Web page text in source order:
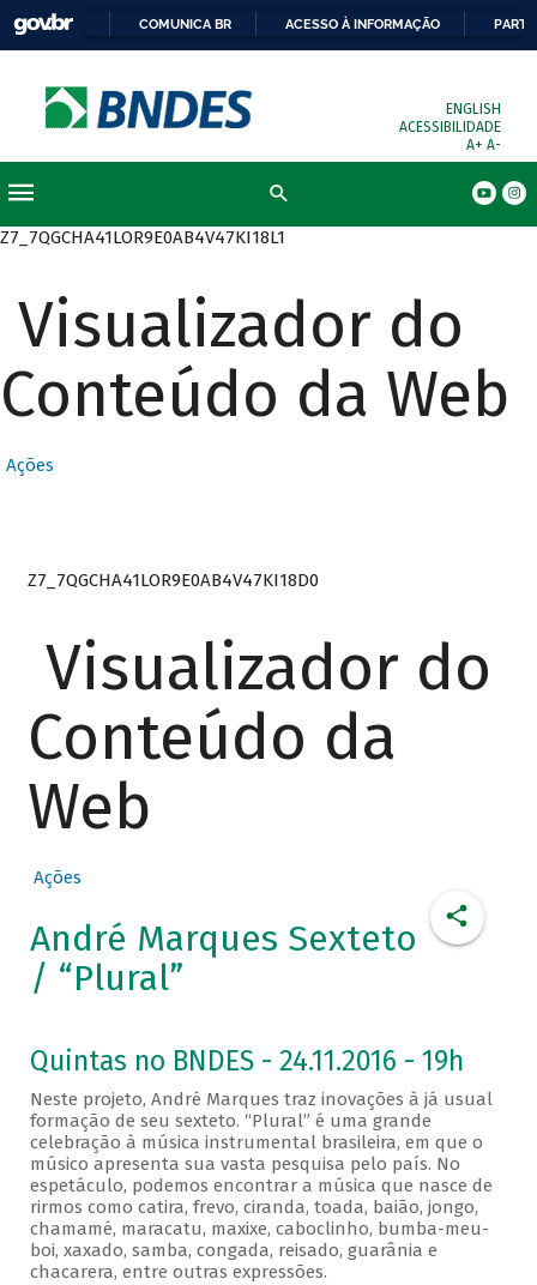
COMUNICA BR ACESSO À INFORMAÇÃO
ENGLISH
ACESSIBILIDADE
A+ A-
Z7_7QGCHA41LOR9E0AB4V47KI18L1
Visualizador do
Conteúdo da Web
Ações
Z7_7QGCHA41LOR9E0AB4V47KI18D0
Visualizador do
Conteúdo da
Web
Ações
André Marques Sexteto
/ “Plural”
Quintas no BNDES - 24.11.2016 - 19h
Neste projeto, André Marques traz inovações à já usual
formação de seu sexteto. “Plural” é uma grande
celebração à música instrumental brasileira, em que o
músico apresenta sua vasta pesquisa pelo país. No
espetáculo, podemos encontrar a música que nasce de
rirmos como catira, frevo, ciranda, toada, baião, jongo,
chamamé, maracatu, maxixe, caboclinho, bumba-meu-
boi, xaxado, samba, congada, reisado, guarânia e
chacarera, entre outras expressões.